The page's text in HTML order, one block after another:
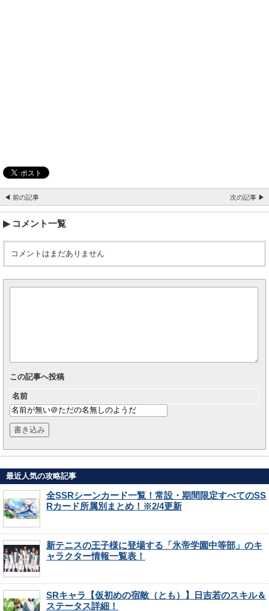
◀ 前の記事 次の記事 ▶
コメント一覧
コメントはまだありません
この記事へ投稿
名前
最近人気の攻略記事
全SSRシーンカード一覧！常設・期間限定すべてのSS
Rカード所属別まとめ！※2/4更新
新テニスの王子様に登場する「氷帝学園中等部」のキ
ャラクター情報一覧表！
SRキャラ【仮初めの宿敵（とも）】日吉若のスキル＆
ステータス詳細！